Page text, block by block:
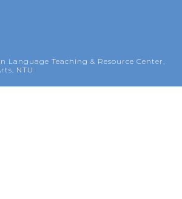
Language Teaching & Resource Center,
NTU